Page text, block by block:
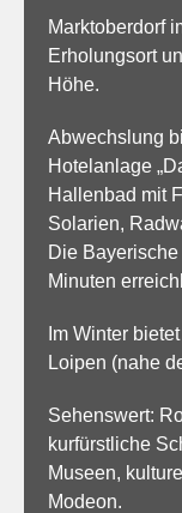
Marktoberdorf
Erholungsort
Höhe.
Abwechslung
Hotelanlage
Hallenbad mit
Solarien,
Die
Minuten
Im Winter
Loipen (nahe
Sehenswert:
kurfürstliche
Museen,
Modeon.